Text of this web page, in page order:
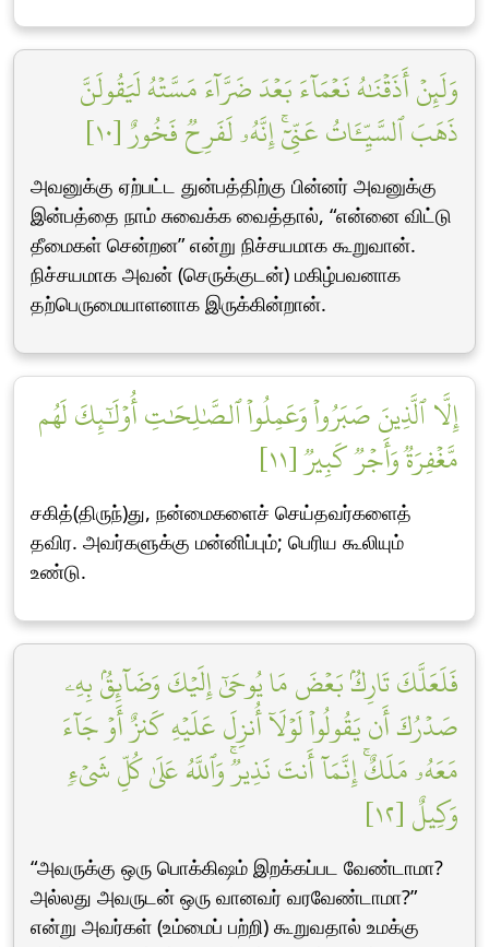
وَلَئِنۡ أَذَقۡنَٰهُ نَعۡمَآءَ بَعۡدَ ضَرَّآءَ مَسَّتۡهُ لَيَقُولَنَّ
ذَهَبَ ٱلسَّيِّـَٔاتُ عَنِّيٓۚ إِنَّهُۥ لَفَرِحٞ فَخُورٌ [١٠]
அவனுக்கு ஏற்பட்ட துன்பத்திற்கு பின்னர் அவனுக்கு
இன்பத்தை நாம் சுவைக்க வைத்தால், “என்னை விட்டு
தீமைகள் சென்றன” என்று நிச்சயமாக கூறுவான்.
நிச்சயமாக அவன் (செருக்குடன்) மகிழ்பவனாக
தற்பெருமையாளனாக இருக்கின்றான்.
إِلَّا ٱلَّذِينَ صَبَرُواْ وَعَمِلُواْ ٱلصَّٰلِحَٰتِ أُوْلَٰٓئِكَ لَهُم
مَّغۡفِرَةٞ وَأَجۡرٞ كَبِيرٞ [١١]
சகித்(திருந்)து, நன்மைகளைச் செய்தவர்களைத்
தவிர. அவர்களுக்கு மன்னிப்பும்; பெரிய கூலியும்
உண்டு.
فَلَعَلَّكَ تَارِكُۢ بَعۡضَ مَا يُوحَىٰٓ إِلَيۡكَ وَضَآئِقُۢ بِهِۦ
صَدۡرُكَ أَن يَقُولُواْ لَوۡلَآ أُنزِلَ عَلَيۡهِ كَنزٌ أَوۡ جَآءَ
مَعَهُۥ مَلَكٌۚ إِنَّمَآ أَنتَ نَذِيرٞۚ وَٱللَّهُ عَلَىٰ كُلِّ شَيۡءٖ
وَكِيلٌ [١٢]
“அவருக்கு ஒரு பொக்கிஷம் இறக்கப்பட வேண்டாமா?
அல்லது அவருடன் ஒரு வானவர் வரவேண்டாமா?”
என்று அவர்கள் (உம்மைப் பற்றி) கூறுவதால் உமக்கு